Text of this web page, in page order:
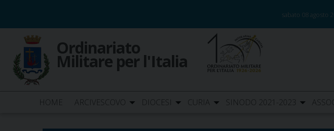
content
sabato 08 agosto
Ordinariato
Militare per l'Italia
HOME ARCIVESCOVO DIOCESI CURIA SINODO 2021-2023